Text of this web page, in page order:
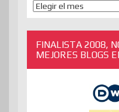
ENTRADAS
ANTERIORES
FINALISTA 2008,
MEJORES BLOGS